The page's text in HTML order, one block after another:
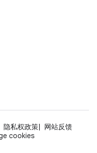
隐私权政策
网站反馈
cookies